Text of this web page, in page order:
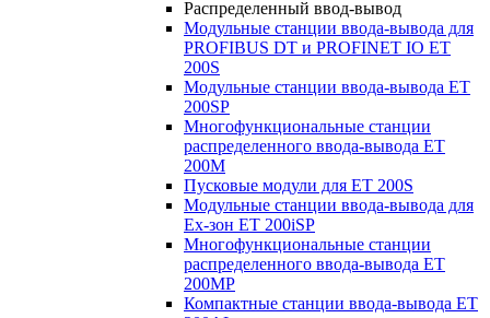
Распределенный ввод-вывод
Модульные станции ввода-вывода для
PROFIBUS DT и PROFINET IO ET
200S
Модульные станции ввода-вывода ET
200SP
Многофункциональные станции
распределенного ввода-вывода ET
200M
Пусковые модули для ET 200S
Модульные станции ввода-вывода для
Ex-зон ET 200iSP
Многофункциональные станции
распределенного ввода-вывода ET
200MP
Компактные станции ввода-вывода ET